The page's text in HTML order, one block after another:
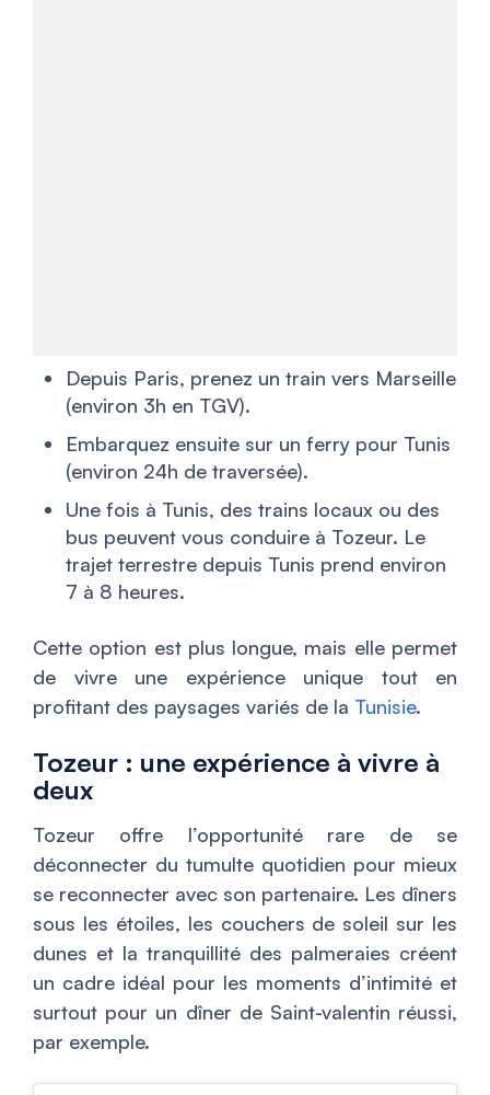
Depuis Paris, prenez un train vers Marseille
(environ 3h en TGV).
Embarquez ensuite sur un ferry pour Tunis
(environ 24h de traversée).
Une fois à Tunis, des trains locaux ou des
bus peuvent vous conduire à Tozeur. Le
trajet terrestre depuis Tunis prend environ
7 à 8 heures.
Cette option est plus longue, mais elle permet
de vivre une expérience unique tout en
profitant des paysages variés de la Tunisie.
Tozeur : une expérience à vivre à
deux
Tozeur offre l’opportunité rare de se
déconnecter du tumulte quotidien pour mieux
se reconnecter avec son partenaire. Les dîners
sous les étoiles, les couchers de soleil sur les
dunes et la tranquillité des palmeraies créent
un cadre idéal pour les moments d’intimité et
surtout pour un dîner de Saint-valentin réussi,
par exemple.